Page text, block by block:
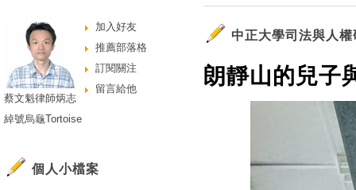
中正大學司法與人
朗靜山的兒子
加入好友
推薦部落格
訂閱關注
留言給他
蔡文魁律師炳志
綽號烏龜Tortoise
個人小檔案